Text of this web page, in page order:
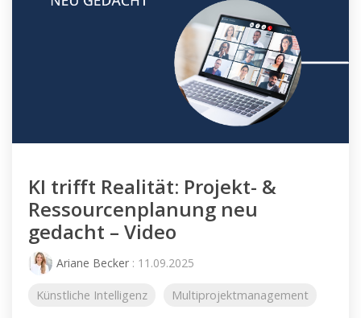
KI trifft Realität: Projekt- &
Ressourcenplanung neu
gedacht – Video
Ariane Becker : 11.09.2025
Künstliche Intelligenz Multiprojektmanagement